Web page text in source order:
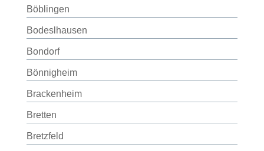
Böblingen
Bodeslhausen
Bondorf
Bönnigheim
Brackenheim
Bretten
Bretzfeld